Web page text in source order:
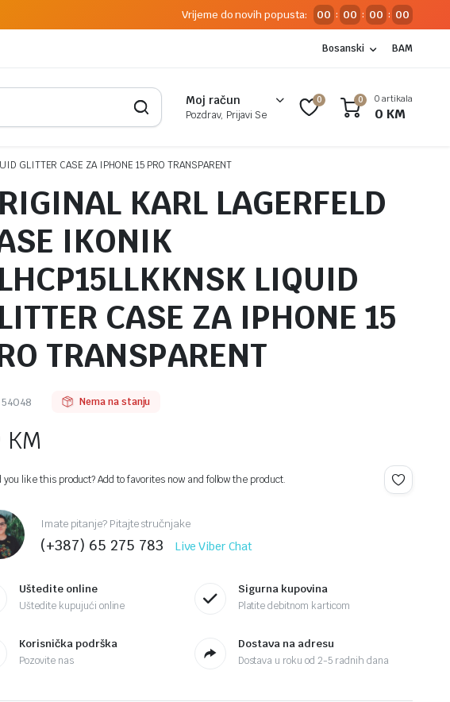
Vrijeme do novih popusta: 00 : 00 : 00 : 00
Bosanski BAM
Moj račun
Pozdrav, Prijavi Se
0 0 0 artikala
0 KM
GLITTER CASE ZA IPHONE 15 PRO TRANSPARENT
KARL LAGERFELD
IKONIK
LIQUID
CASE ZA IPHONE 15
TRANSPARENT
54048 Nema na stanju
KM
you like this product? Add to favorites now and follow the product.
Imate pitanje? Pitajte stručnjake
(+387) 65 275 783 Live Viber Chat
Uštedite online
Uštedite kupujući online
Sigurna kupovina
Platite debitnom karticom
Korisnička podrška
Pozovite nas
Dostava na adresu
Dostava u roku od 2-5 radnih dana